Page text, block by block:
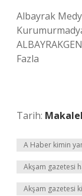
Albayrak
Fazla
Tarih:
A Haber kimin
Akşam gazetesi
Akşam gazetesi